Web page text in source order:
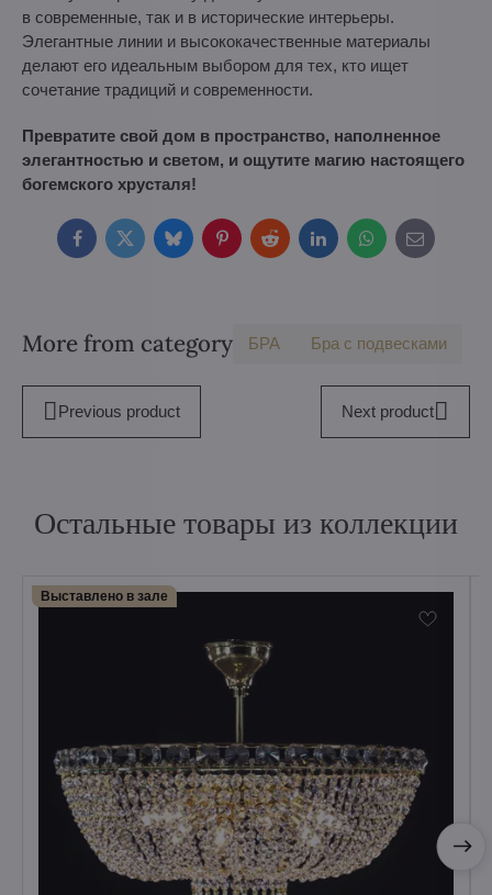
в современные, так и в исторические интерьеры.
Элегантные линии и высококачественные материалы
делают его идеальным выбором для тех, кто ищет
сочетание традиций и современности.
Превратите свой дом в пространство, наполненное
элегантностью и светом, и ощутите магию настоящего
богемского хрусталя!
FacebookTwitterBlueskyPinterestRedditLinkedInWhatsApp
E-
mail
More from category БPA Бра с подвесками
Previous product Next product
Остальные товары из коллекции
Выставлено в зале